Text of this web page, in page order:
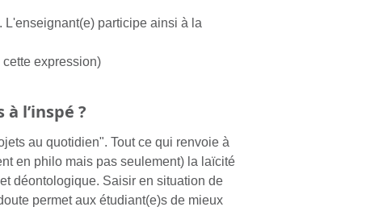
L'enseignant(e) participe ainsi à la
expression)
l’inspé ?
au quotidien". Tout ce qui renvoie à
en philo mais pas seulement) la laïcité
déontologique. Saisir en situation de
permet aux étudiant(e)s de mieux